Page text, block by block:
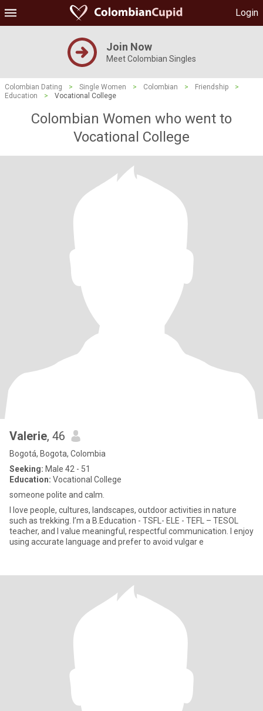
Login
Join Now
Meet Colombian Singles
Colombian Dating > Single Women > Colombian > Friendship
>
Education
> Vocational College
Colombian Women who went to
Vocational College
Valerie, 46
Bogotá, Bogota, Colombia
Seeking: Male 42 - 51
Education: Vocational College
someone polite and calm.
I love people, cultures, landscapes, outdoor activities in nature
such as trekking. I’m a B.Education - TSFL- ELE - TEFL – TESOL
teacher, and I value meaningful, respectful communication. I enjoy
using accurate language and prefer to avoid vulgar e